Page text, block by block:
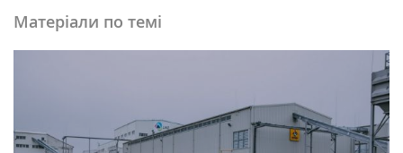
Матеріали по темі